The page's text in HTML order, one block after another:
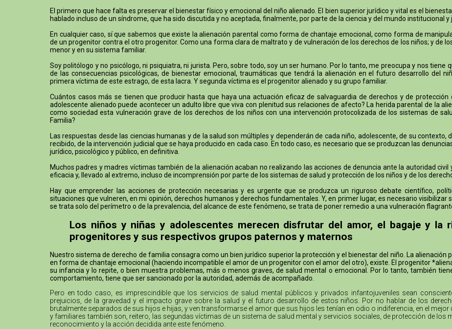
El primero que hace falta es preservar el bienestar físico y emocional del niño alienado. El bien superior jurídico y vital es el
hablado incluso de un síndrome, que ha sido discutida y no aceptada, finalmente, por parte de la ciencia y del mundo institucional y
En cualquier caso, sí que sabemos que existe la alienación parental como forma de chantaje emocional, como forma de
de un progenitor contra el otro progenitor. Como una forma clara de maltrato y de vulneración de los derechos de los niños; y de
menor y en su sistema familiar.
Soy politólogo y no psicólogo, ni psiquiatra, ni jurista. Pero, sobre todo, soy un ser humano. Por lo tanto, me preocupa y nos
de las consecuencias psicológicas, de bienestar emocional, traumáticas que tendrá la alienación en el futuro desarrollo del
primera víctima de este estrago, de esta lacra. Y segunda víctima es el progenitor alienado y su grupo familiar.
Cuántos casos más se tienen que producir hasta que haya una actuación eficaz de salvaguardia de derechos y de
adolescente alienado puede acontecer un adulto libre que viva con plenitud sus relaciones de afecto? La herida parental de la
como sociedad esta vulneración grave de los derechos de los niños con una intervención protocolizada de los sistemas de
Familia?
Las respuestas desde las ciencias humanas y de la salud son múltiples y dependerán de cada niño, adolescente, de su contexto,
recibido, de la intervención judicial que se haya producido en cada caso. En todo caso, es necesario que se produzcan las
jurídico, psicológico y público, en definitiva.
Muchos padres y madres víctimas también de la alienación acaban no realizando las acciones de denuncia ante la autoridad
eficacia y, llevado al extremo, incluso de incomprensión por parte de los sistemas de salud y protección de los niños y de los
Hay que emprender las acciones de protección necesarias y es urgente que se produzca un riguroso debate científico,
situaciones que vulneren, en mi opinión, derechos humanos y derechos fundamentales. Y, en primer lugar, es necesario
se trata solo del perímetro o de la prevalencia, del alcance de este fenómeno, se trata de poner remedio a una vulneración
Los niños y niñas y adolescentes merecen disfrutar del amor, el bagaje y la
progenitores y sus respectivos grupos paternos y maternos
Nuestro sistema de derecho de familia consagra como un bien jurídico superior la protección y el bienestar del niño. La
en forma de chantaje emocional (haciendo incompatible el amor de un progenitor con el amor del otro), existe. El progenitor
su infancia y lo repite, o bien muestra problemas, más o menos graves, de salud mental o emocional. Por lo tanto, también
comportamiento, tiene que ser sancionado por la autoridad, además de acompañado.
Pero en todo caso, es imprescindible que los servicios de salud mental públicos y privados infantojuveniles sean
prejuicios, de la gravedad y el impacto grave sobre la salud y el futuro desarrollo de estos niños. Por no hablar de los
brutalmente separados de sus hijos e hijas, y ven transformarse el amor que sus hijos les tenían en odio o indiferencia, en el
y familiares también son, reitero, las segundas víctimas de un sistema de salud mental y servicios sociales, de protección de los
reconocimiento y la acción decidida ante este fenómeno.